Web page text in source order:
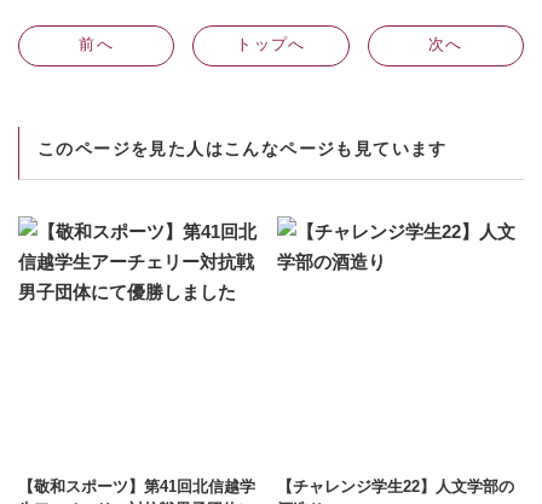
前へ トップへ 次へ
このページを見た人はこんなページも見ています
【敬和スポーツ】第41回北信越学
【チャレンジ学生22】人文学部の